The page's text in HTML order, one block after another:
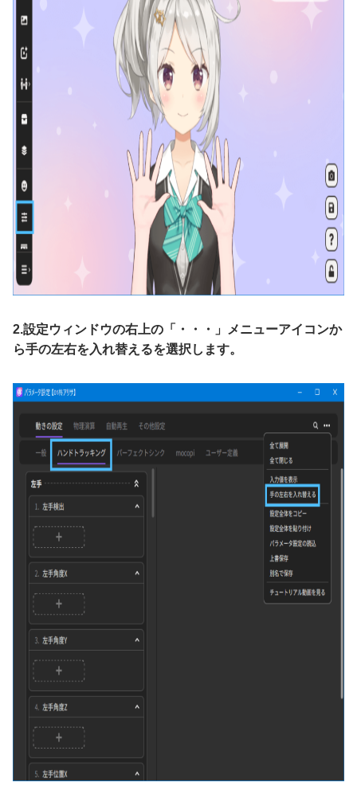
2.設定ウィンドウの右上の「・・・」メニューアイコンか
ら手の左右を入れ替えるを選択します。